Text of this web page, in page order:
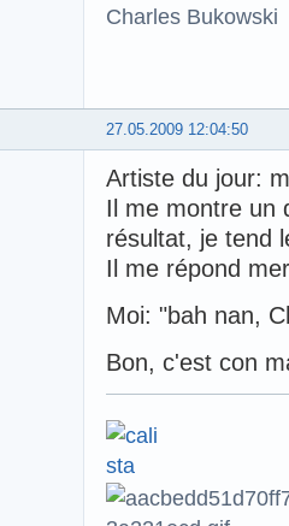
Charles Bukowski
27.05.2009 12:04:50
Artiste du jour:
Il me montre un
résultat, je tend
Il me répond
Moi: "bah nan,
Bon, c'est con